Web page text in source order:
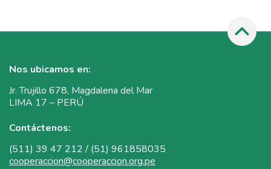
Nos ubicamos en:
Jr. Trujillo 678, Magdalena del Mar
LIMA 17 – PERÚ
Contáctenos:
(511) 39 47 212 / (51) 961858035
cooperaccion@cooperaccion.org.pe